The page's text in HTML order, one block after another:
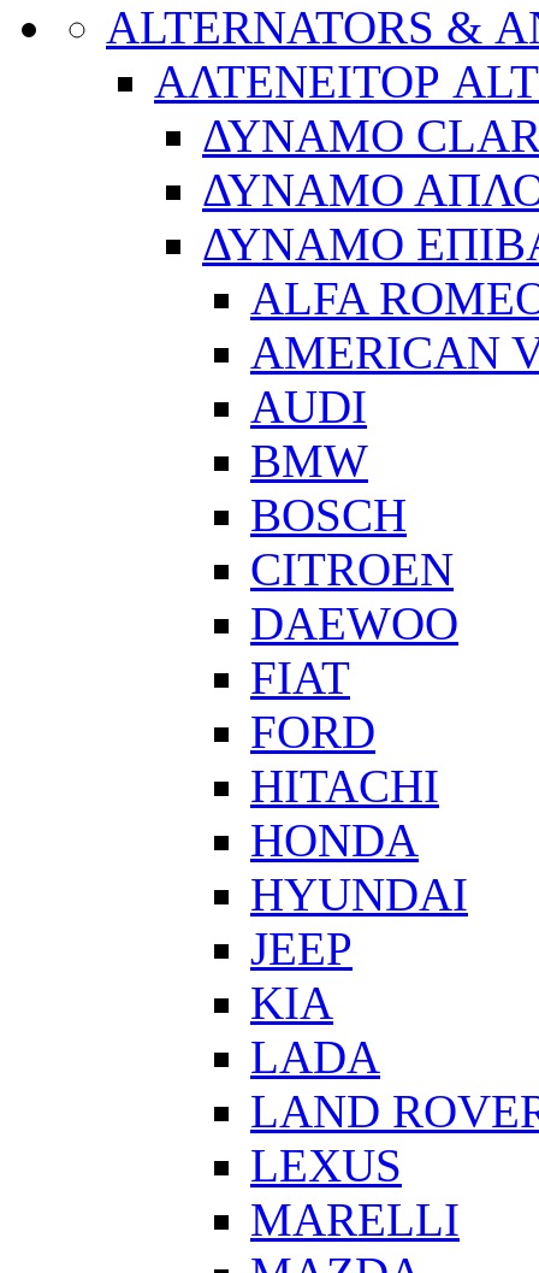
ALTERNATORS &
ΑΛΤΕΝΕΙΤΟΡ
ΔΥΝΑΜΟ
ΔΥΝΑΜΟ
ΔΥΝΑΜΟ
ALFA
AMERICAN
AUDI
BMW
BOSCH
CITROEN
DAEWOO
FIAT
FORD
HITACHI
HONDA
HYUNDAI
JEEP
KIA
LADA
LAND
LEXUS
MARELLI